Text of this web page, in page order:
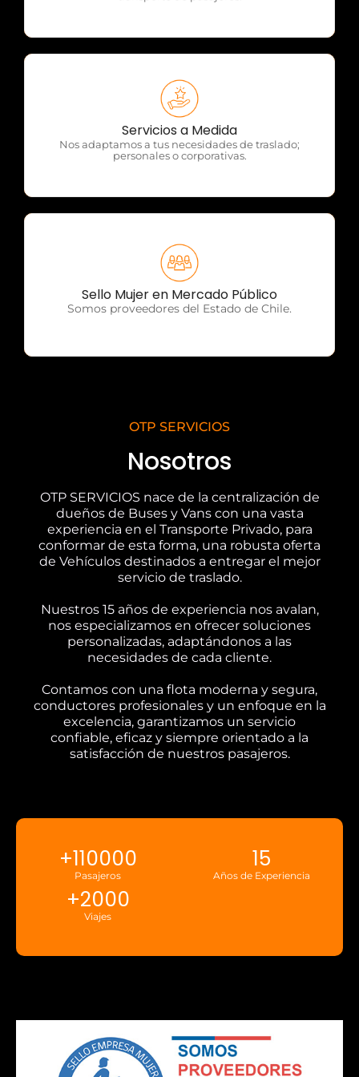
Servicios a Medida
Nos adaptamos a tus necesidades de traslado;
personales o corporativas.
OTP Servicios
Sello Mujer en Mercado Público
Somos proveedores del Estado de Chile.
OTP Servicios
OTP SERVICIOS
Nosotros
OTP SERVICIOS nace de la centralización de
dueños de Buses y Vans con una vasta
experiencia en el Transporte Privado, para
conformar de esta forma, una robusta oferta
de Vehículos destinados a entregar el mejor
servicio de traslado.
Nuestros 15 años de experiencia nos avalan,
nos especializamos en ofrecer soluciones
personalizadas, adaptándonos a las
necesidades de cada cliente.
Contamos con una flota moderna y segura,
conductores profesionales y un enfoque en la
excelencia, garantizamos un servicio
confiable, eficaz y siempre orientado a la
satisfacción de nuestros pasajeros.
Pasajeros
+110000
Años de Experiencia
15
Viajes
+2000